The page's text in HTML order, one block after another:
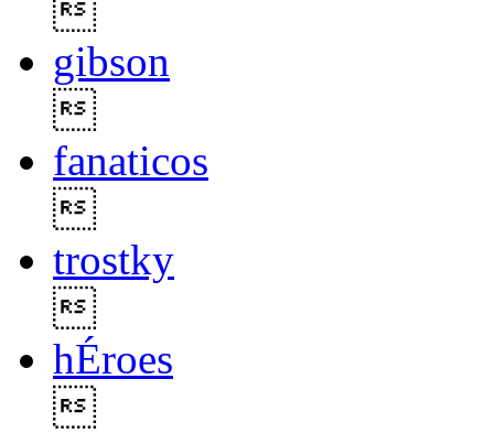
gibson
fanaticos
trostky
hÉroes